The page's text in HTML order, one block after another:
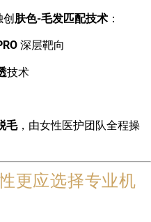
创肤色-毛发匹配技术 ：
深层靶向
技术
毛，由女性医护团队全程操
更应选择专业机